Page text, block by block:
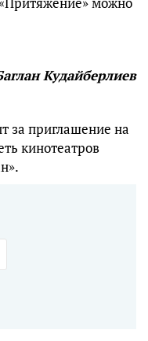
Кудайберлиев
за приглашение на
кинотеатров